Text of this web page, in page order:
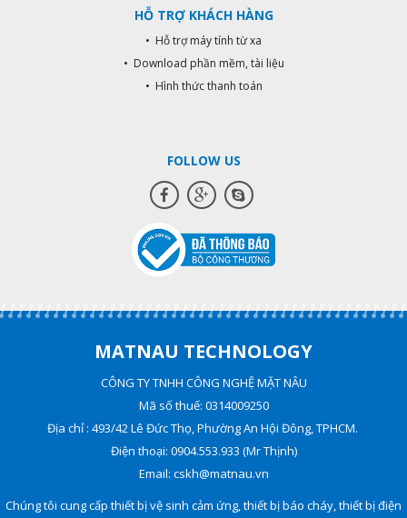
HỖ TRỢ KHÁCH HÀNG
• Hỗ trợ máy tính từ xa
• Download phần mềm, tài liệu
• Hình thức thanh toán
FOLLOW US
MATNAU TECHNOLOGY
CÔNG TY TNHH CÔNG NGHỆ MẶT NÂU
Mã số thuế: 0314009250
Địa chỉ : 493/42 Lê Đức Thọ, Phường An Hội Đông, TPHCM.
Điện thoại: 0904.553.933 (Mr Thịnh)
Email: cskh@matnau.vn
Chúng tôi cung cấp thiết bị vệ sinh cảm ứng, thiết bị báo cháy, thiết bị điện